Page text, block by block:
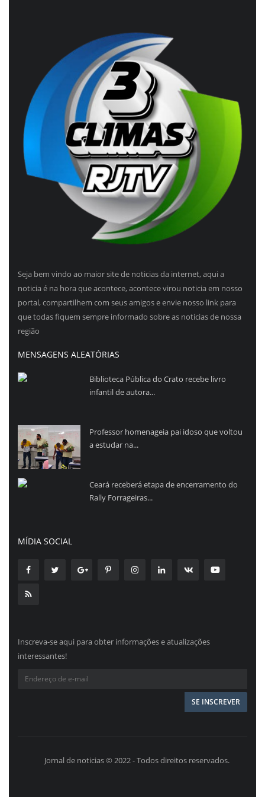
Seja bem vindo ao maior site de noticias da internet, aqui a
noticia é na hora que acontece, acontece virou noticia em nosso
portal, compartilhem com seus amigos e envie nosso link para
que todas fiquem sempre informado sobre as noticias de nossa
região
MENSAGENS ALEATÓRIAS
Biblioteca Pública do Crato recebe livro
infantil de autora...
Professor homenageia pai idoso que voltou
a estudar na...
Ceará receberá etapa de encerramento do
Rally Forrageiras...
MÍDIA SOCIAL
Inscreva-se aqui para obter informações e atualizações
interessantes!
Jornal de noticias © 2022 - Todos direitos reservados.